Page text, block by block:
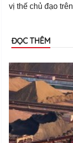
vị thế chủ đạo
ĐỌC THÊM